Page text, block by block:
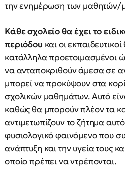
την ενημέρωση των μαθητών/
Κάθε σχολείο θα έχει το
περιόδου και οι εκπαιδευτικοί
κατάλληλα προετοιμασμένοι
να ανταποκριθούν άμεσα σε
μπορεί να προκύψουν στα
σχολικών μαθημάτων. Αυτό
καθώς θα μπορούν πλέον τα
αντιμετωπίζουν το ζήτημα
φυσιολογικό φαινόμενο που
ανάπτυξη και την υγεία τους
οποίο πρέπει να ντρέπονται.